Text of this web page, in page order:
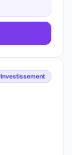
Investissement